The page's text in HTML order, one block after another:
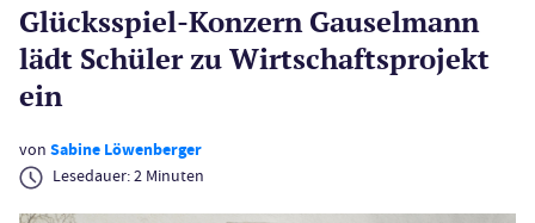
Glücksspiel-Konzern Gauselmann
lädt Schüler zu Wirtschafts­projekt
ein
von Sabine Löwenberger
Lesedauer:2 Minuten